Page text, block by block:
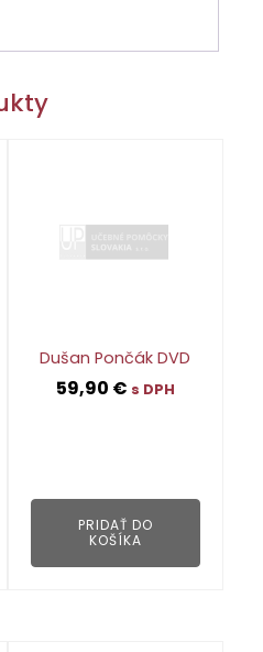
Dušan Pončák DVD
59,90 € s DPH
PRIDAŤ DO
KOŠÍKA